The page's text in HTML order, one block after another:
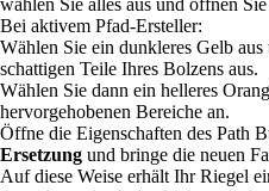
wählen Sie alles aus und öffnen Sie
Bei aktivem Pfad-Ersteller:
Wählen Sie ein dunkleres Gelb
schattigen Teile Ihres Bolzens aus.
Wählen Sie dann ein helleres
hervorgehobenen Bereiche an.
Öffne die Eigenschaften des Path
Ersetzung und bringe die neuen
Auf diese Weise erhält Ihr Riegel